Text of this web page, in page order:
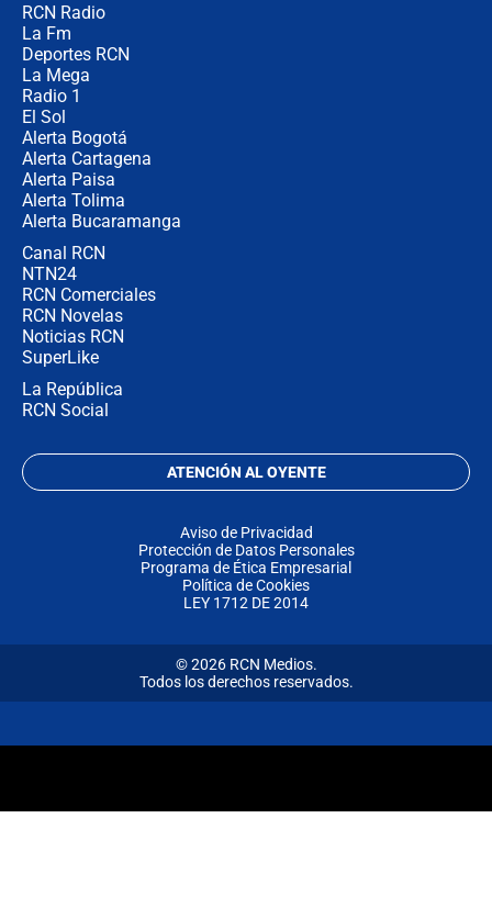
RCN Radio
La Fm
Deportes RCN
La Mega
Radio 1
El Sol
Alerta Bogotá
Alerta Cartagena
Alerta Paisa
Alerta Tolima
Alerta Bucaramanga
Canal RCN
NTN24
RCN Comerciales
RCN Novelas
Noticias RCN
SuperLike
La República
RCN Social
ATENCIÓN AL OYENTE
Aviso de Privacidad
Protección de Datos Personales
Programa de Ética Empresarial
Política de Cookies
LEY 1712 DE 2014
© 2026 RCN Medios.
Todos los derechos reservados.